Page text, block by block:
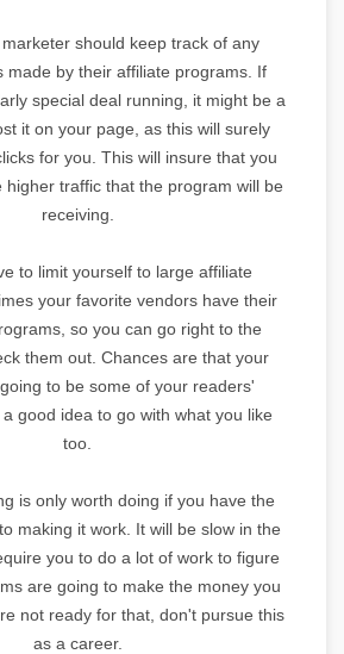
should keep track of any
made by their affiliate programs. If
special deal running, it might be a
it on your page, as this will surely
for you. This will insure that you
higher traffic that the program will be
receiving.
to limit yourself to large affiliate
your favorite vendors have their
so you can go right to the
them out. Chances are that your
to be some of your readers'
good idea to go with what you like
too.
is only worth doing if you have the
making it work. It will be slow in the
you to do a lot of work to figure
are going to make the money you
not ready for that, don't pursue this
as a career.